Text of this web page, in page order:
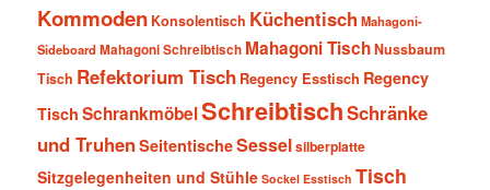
Kommoden Konsolentisch Küchentisch Mahagoni-
SideboardMahagoni Schreibtisch Mahagoni TischNussbaum
Tisch Refektorium Tisch Regency Esstisch Regency
Tisch SchrankmöbelSchreibtischSchränke
und TruhenSeitentischeSesselsilberplatte
Sitzgelegenheiten und Stühle Sockel Esstisch Tisch